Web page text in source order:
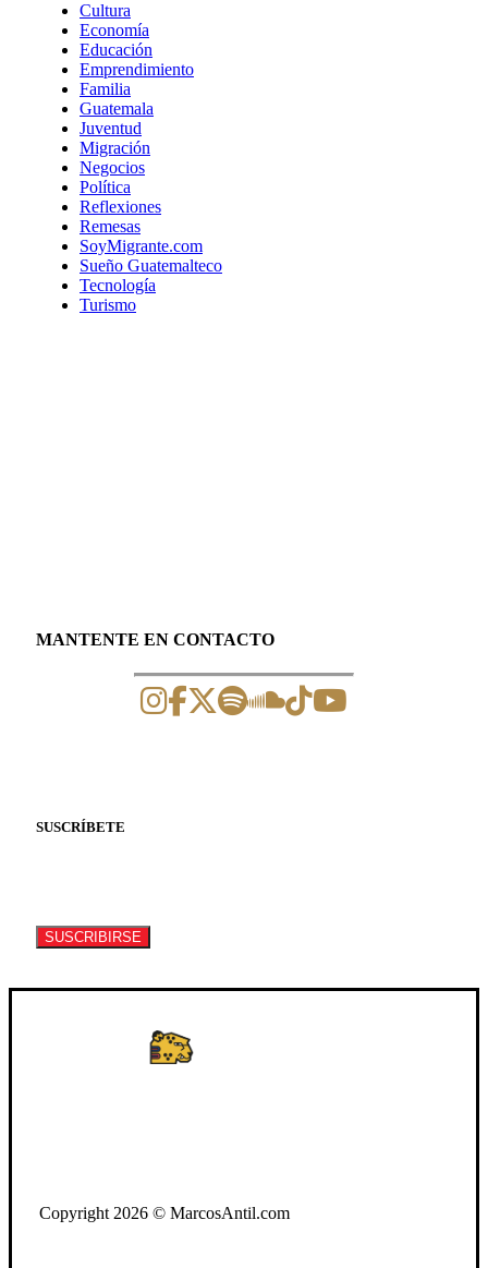
Cultura
Economía
Educación
Emprendimiento
Familia
Guatemala
Juventud
Migración
Negocios
Política
Reflexiones
Remesas
SoyMigrante.com
Sueño Guatemalteco
Tecnología
Turismo
MANTENTE EN CONTACTO
SUSCRÍBETE
SUSCRIBIRSE
Copyright 2026 © MarcosAntil.com